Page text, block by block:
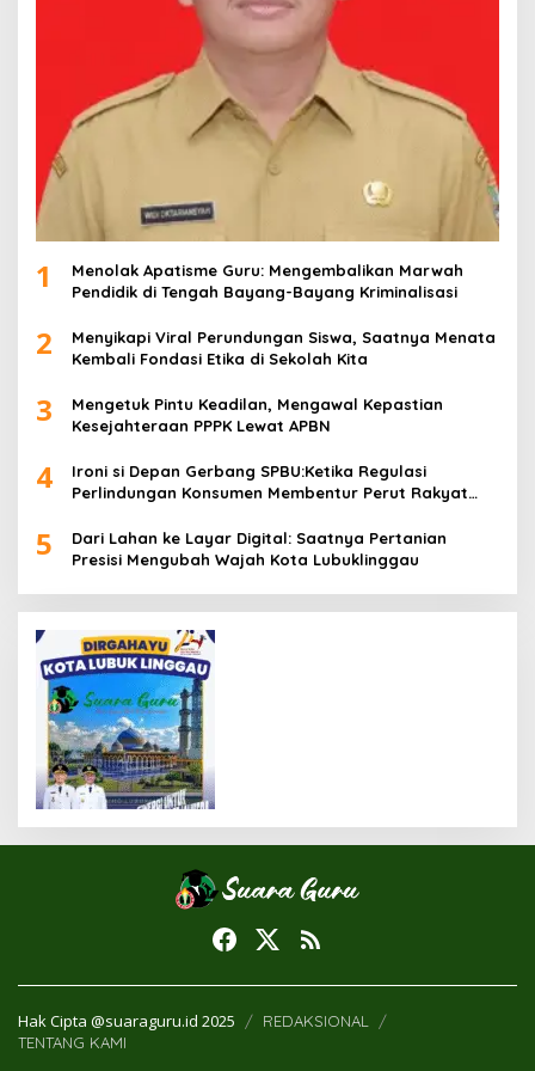
1
Menolak Apatisme Guru: Mengembalikan Marwah
Pendidik di Tengah Bayang-Bayang Kriminalisasi
2
Menyikapi Viral Perundungan Siswa, Saatnya Menata
Kembali Fondasi Etika di Sekolah Kita
3
Mengetuk Pintu Keadilan, Mengawal Kepastian
Kesejahteraan PPPK Lewat APBN
4
Ironi si Depan Gerbang SPBU:Ketika Regulasi
Perlindungan Konsumen Membentur Perut Rakyat
5
Dari Lahan ke Layar Digital: Saatnya Pertanian
Presisi Mengubah Wajah Kota Lubuklinggau
Hak Cipta @suaraguru.id 2025
REDAKSIONAL
TENTANG KAMI